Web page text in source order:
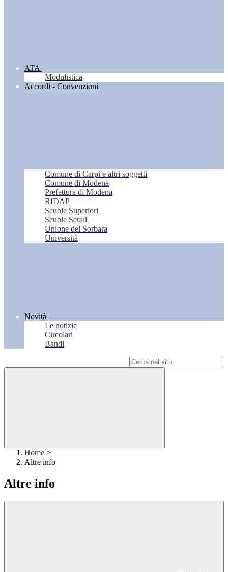
ATA
Modulistica
Accordi - Convenzioni
Comune di Carpi e altri soggetti
Comune di Modena
Prefettura di Modena
RIDAP
Scuole Superiori
Scuole Serali
Unione del Sorbara
Università
Novità
Le notizie
Circolari
Bandi
Home >
Altre info
Altre info